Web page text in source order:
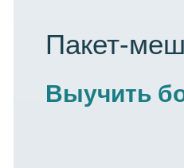
Пакет-
Выучить